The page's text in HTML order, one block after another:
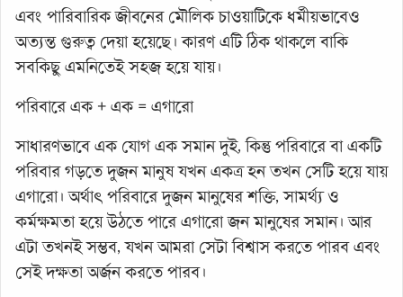
এবং পারিবারিক জীবনের মৌলিক চাওয়াটিকে ধর্মীয়ভাবেও
অত্যন্ত গুরুত্ব দেয়া হয়েছে। কারণ এটি ঠিক থাকলে বাকি
সবকিছু এমনিতেই সহজ হয়ে যায়।
পরিবারে এক + এক = এগারো
সাধারণভাবে এক যোগ এক সমান দুই, কিন্তু পরিবারে বা একটি
পরিবার গড়তে দুজন মানুষ যখন একত্র হন তখন সেটি হয়ে যায়
এগারো। অর্থাৎ পরিবারে দুজন মানুষের শক্তি, সামর্থ্য ও
কর্মক্ষমতা হয়ে উঠতে পারে এগারো জন মানুষের সমান। আর
এটা তখনই সম্ভব, যখন আমরা সেটা বিশ্বাস করতে পারব এবং
সেই দক্ষতা অর্জন করতে পারব।